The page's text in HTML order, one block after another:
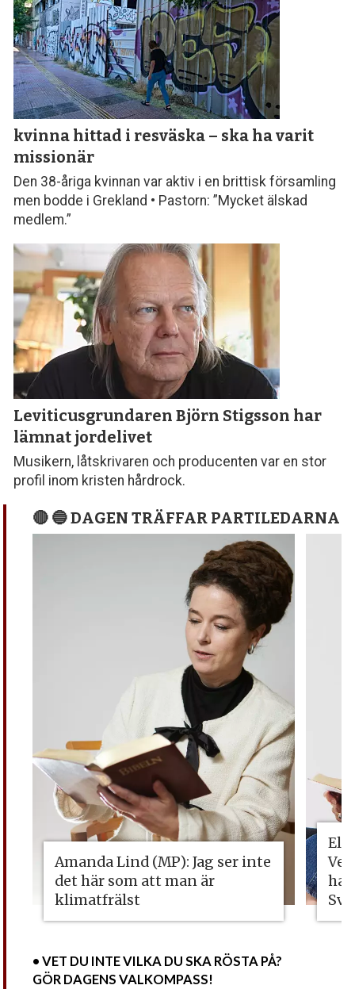
kvinna hittad i resväska – ska ha varit
missionär
Den 38-åriga kvinnan var aktiv i en brittisk församling
men bodde i Grekland • Pastorn: ”Mycket älskad
medlem.”
Leviticusgrundaren Björn Stigsson har
lämnat jordelivet
Musikern, låtskrivaren och producenten var en stor
profil inom kristen hårdrock.
🔴 🔵 DAGEN TRÄFFAR PARTILEDARNA
Amanda Lind (MP): Jag ser inte
det här som att man är
klimatfrälst
ha
• VET DU INTE VILKA DU SKA RÖSTA PÅ?
GÖR DAGENS VALKOMPASS!